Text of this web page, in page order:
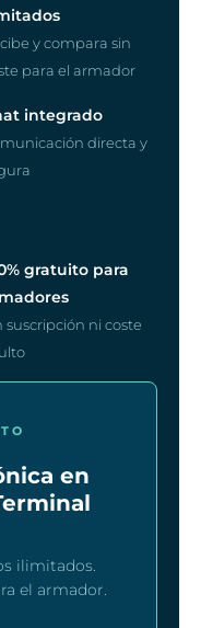
y compara sin
para el armador
integrado
directa y
gratuito para
suscripción ni coste
en
ilimitados.
el armador.